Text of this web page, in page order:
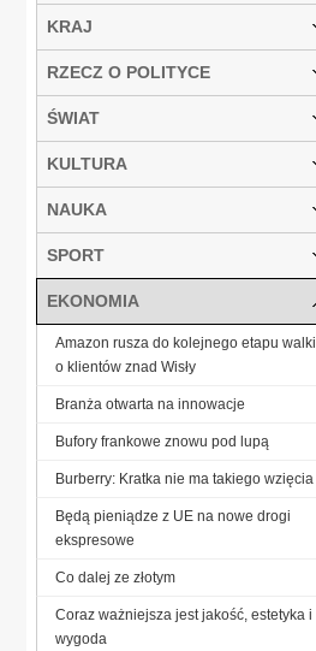
KRAJ
RZECZ O POLITYCE
ŚWIAT
KULTURA
NAUKA
SPORT
EKONOMIA
Amazon rusza do kolejnego etapu walki
o klientów znad Wisły
Branża otwarta na innowacje
Bufory frankowe znowu pod lupą
Burberry: Kratka nie ma takiego wzięcia
Będą pieniądze z UE na nowe drogi
ekspresowe
Co dalej ze złotym
Coraz ważniejsza jest jakość, estetyka i
wygoda